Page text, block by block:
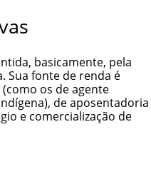
basicamente, pela
Sua fonte de renda é
os de agente
de aposentadoria
e comercialização de